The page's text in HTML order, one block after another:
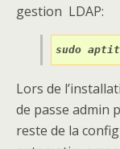
gestion LDAP:
sudo
Lors de
de passe admin
reste de la